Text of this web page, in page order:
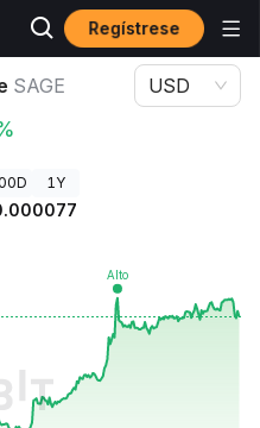
Regístrese
de Sage Universe SAGE
SAGE USD
1Y